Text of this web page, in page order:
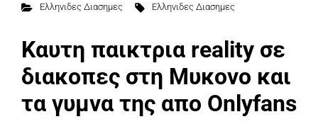
Ελληνιδες Διασημες Ελληνιδες Διασημες
Καυτη παικτρια reality σε
διακοπες στη Μυκονο και
τα γυμνα της απο Onlyfans